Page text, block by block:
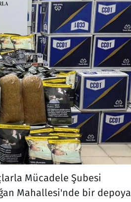
Mücadele Şubesi
Mahallesi'nde bir depoya